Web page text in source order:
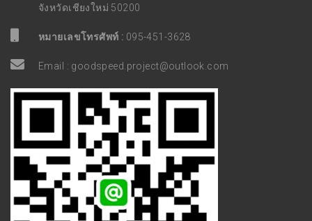
จังหวัดเชียงใหม่ 50200
หมายเลขโทรศัพท์ : 095-451-3628
Email : goodspeed.project@outlook.com